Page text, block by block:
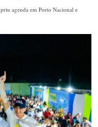
agenda em Porto Nacional e